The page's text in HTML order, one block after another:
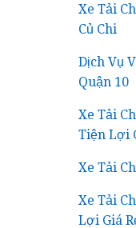
Xe Tải
Củ Chi
Dịch Vụ
Quận 10
Xe Tải
Tiện Lợi
Xe Tải
Xe Tải
Lợi Giá